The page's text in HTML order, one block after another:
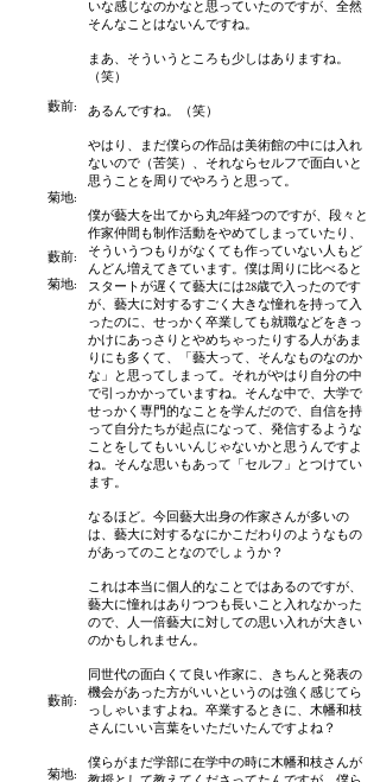
いな感じなのかなと思っていたのですが、全然
そんなことはないんですね。
まあ、そういうところも少しはありますね。
（笑）
あるんですね。（笑）
やはり、まだ僕らの作品は美術館の中には入れ
ないので（苦笑）、それならセルフで面白いと
思うことを周りでやろうと思って。
僕が藝大を出てから丸2年経つのですが、段々と
作家仲間も制作活動をやめてしまっていたり、
そういうつもりがなくても作っていない人もど
んどん増えてきています。僕は周りに比べると
スタートが遅くて藝大には28歳で入ったのです
が、藝大に対するすごく大きな憧れを持って入
ったのに、せっかく卒業しても就職などをきっ
かけにあっさりとやめちゃったりする人があま
りにも多くて、「藝大って、そんなものなのか
な」と思ってしまって。それがやはり自分の中
で引っかかっていますね。そんな中で、大学で
せっかく専門的なことを学んだので、自信を持
って自分たちが起点になって、発信するような
ことをしてもいいんじゃないかと思うんですよ
ね。そんな思いもあって「セルフ」とつけてい
ます。
なるほど。今回藝大出身の作家さんが多いの
は、藝大に対するなにかこだわりのようなもの
があってのことなのでしょうか？
これは本当に個人的なことではあるのですが、
藝大に憧れはありつつも長いこと入れなかった
ので、人一倍藝大に対しての思い入れが大きい
のかもしれません。
同世代の面白くて良い作家に、きちんと発表の
機会があった方がいいというのは強く感じてら
っしゃいますよね。卒業するときに、木幡和枝
さんにいい言葉をいただいたんですよね？
僕らがまだ学部に在学中の時に木幡和枝さんが
菊地:
菊地:
菊地:
藪前:
藪前:
藪前: